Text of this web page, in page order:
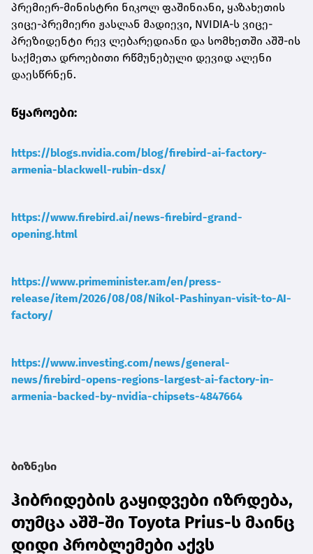
პრემიერ-მინისტრი ნიკოლ ფაშინიანი, ყაზახეთის
ვიცე-პრემიერი ჟასლან მადიევი, NVIDIA-ს ვიცე-
პრეზიდენტი რევ ლებარედიანი და სომხეთში აშშ-ის
საქმეთა დროებითი რწმუნებული დევიდ ალენი
დაესწრნენ.
წყაროები:
https://blogs.nvidia.com/blog/firebird-ai-factory-
armenia-blackwell-rubin-dsx/
https://www.firebird.ai/news-firebird-grand-
opening.html
https://www.primeminister.am/en/press-
release/item/2026/08/08/Nikol-Pashinyan-visit-to-AI-
factory/
https://www.investing.com/news/general-
news/firebird-opens-regions-largest-ai-factory-in-
armenia-backed-by-nvidia-chipsets-4847664
ბიზნესი
ჰიბრიდების გაყიდვები იზრდება,
თუმცა აშშ-ში Toyota Prius-ს მაინც
დიდი პრობლემები აქვს